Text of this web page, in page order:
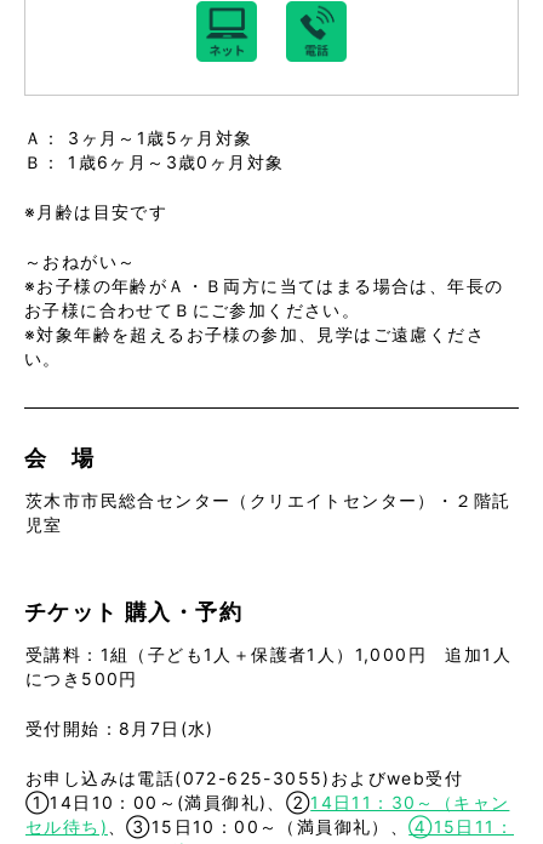
Ａ： 3ヶ月～1歳5ヶ月対象
Ｂ： 1歳6ヶ月～3歳0ヶ月対象
※月齢は目安です
～おねがい～
※お子様の年齢がＡ・Ｂ両方に当てはまる場合は、年長の
お子様に合わせてＢにご参加ください。
※対象年齢を超えるお子様の参加、見学はご遠慮くださ
い。
会 場
茨木市市民総合センター（クリエイトセンター）・２階託
児室
チケット 購入・予約
受講料：1組（子ども1人＋保護者1人）1,000円 追加1人
につき500円
受付開始：8月7日(水)
お申し込みは電話(072-625-3055)およびweb受付
①14日10：00～(満員御礼)、②14日11：30～（キャン
セル待ち)
、③15日10：00～（満員御礼）、④15日11：